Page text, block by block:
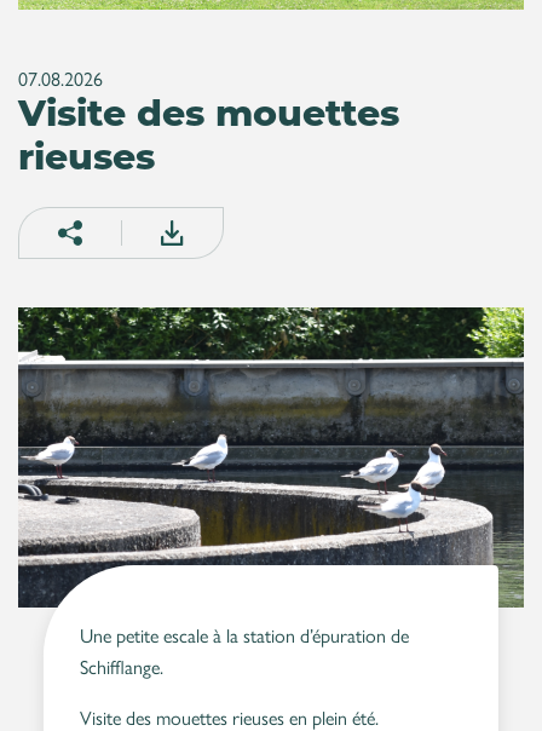
07.08.2026
Visite des mouettes
rieuses
Partager par email
Une petite escale à la station d’épuration de
Schifflange.
Visite des mouettes rieuses en plein été.